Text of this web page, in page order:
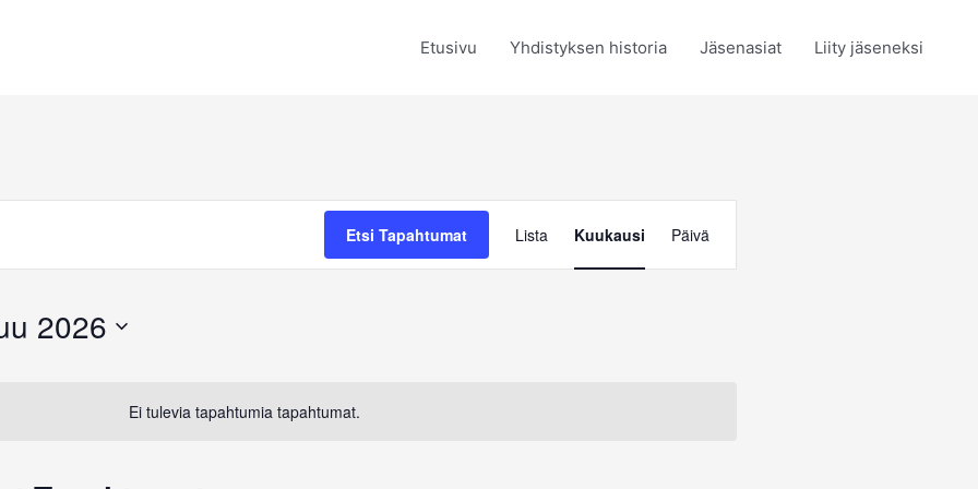
Etusivu Yhdistyksen historia Jäsenasiat Liity jäseneksi
Ei tulevia tapahtumia tapahtumat.
Etsi Tapahtumat
Views
Lista Kuukausi Päivä
2026